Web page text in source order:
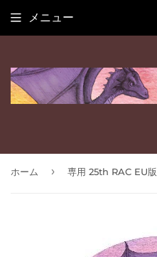
メニュー
ホーム › 専用 25th RAC EU版